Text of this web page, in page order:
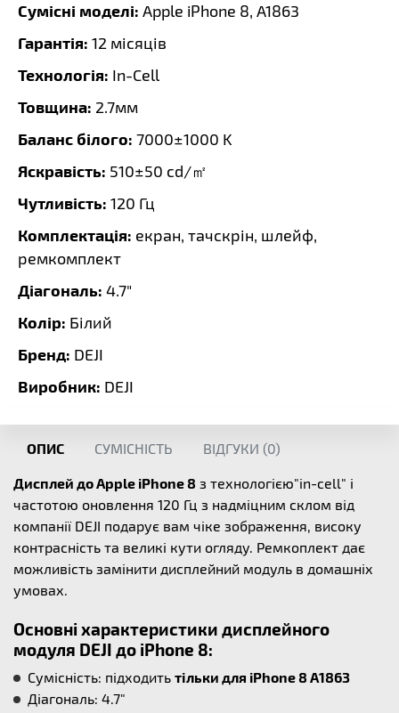
Сумісні моделі: Apple iPhone 8, A1863
Гарантія: 12 місяців
Технологія: In-Cell
Товщина: 2.7мм
Баланс білого: 7000±1000 K
Яскравість: 510±50 cd/㎡
Чутливість: 120 Гц
Комплектація: екран, тачскрін, шлейф,
ремкомплект
Діагональ: 4.7"
Колір: Білий
Бренд: DEJI
Виробник: DEJI
ОПИС СУМІСНІСТЬ ВІДГУКИ (0)
Дисплей до Apple iPhone 8 з технологією"in-cell" і
частотою оновлення 120 Гц з надміцним склом від
компанії DEJI подарує вам чіке зображення, високу
контрасність та великі кути огляду. Ремкоплект дає
можливість замінити дисплейний модуль в домашніх
умовах.
Основні характеристики дисплейного
модуля DEJI до iPhone 8:
Cумісність: підходить тільки для iPhone 8 A1863
Діагональ: 4.7"